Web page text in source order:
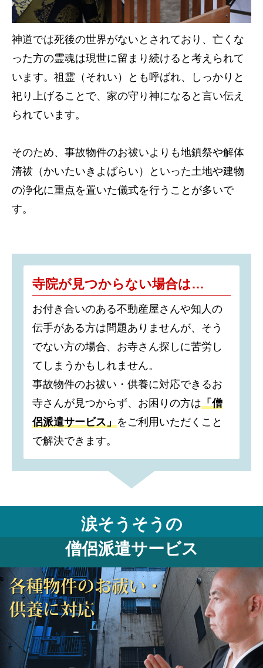
神道では死後の世界がないとされており、亡くな
った方の霊魂は現世に留まり続けると考えられて
います。祖霊（それい）とも呼ばれ、しっかりと
祀り上げることで、家の守り神になると言い伝え
られています。
そのため、事故物件のお祓いよりも地鎮祭や解体
清祓（かいたいきよばらい）といった土地や建物
の浄化に重点を置いた儀式を行うことが多いで
す。
寺院が見つからない場合は…
お付き合いのある不動産屋さんや知人の
伝手がある方は問題ありませんが、そう
でない方の場合、お寺さん探しに苦労し
てしまうかもしれません。
事故物件のお祓い・供養に対応できるお
寺さんが見つからず、お困りの方は「僧
侶派遣サービス」をご利用いただくこと
で解決できます。
涙そうそうの
僧侶派遣サービス